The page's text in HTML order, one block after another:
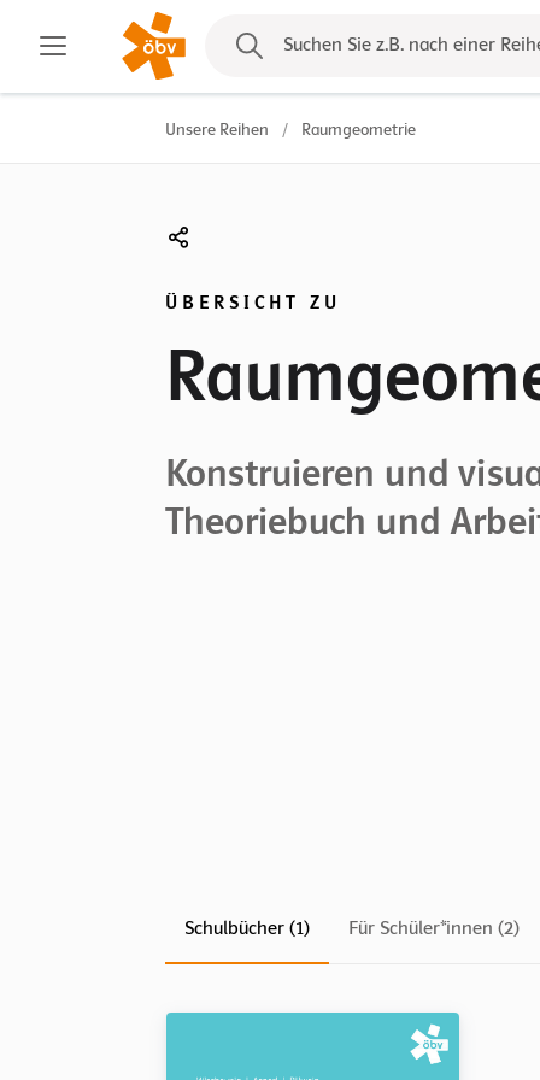
Suchen Sie z.B. nach einer
Kontakt
Unsere Reihen / Raumgeometrie
ÜBERSICHT ZU
Konstruieren und
Theoriebuch und
Schulbücher (1) Für Schüler*innen (2)